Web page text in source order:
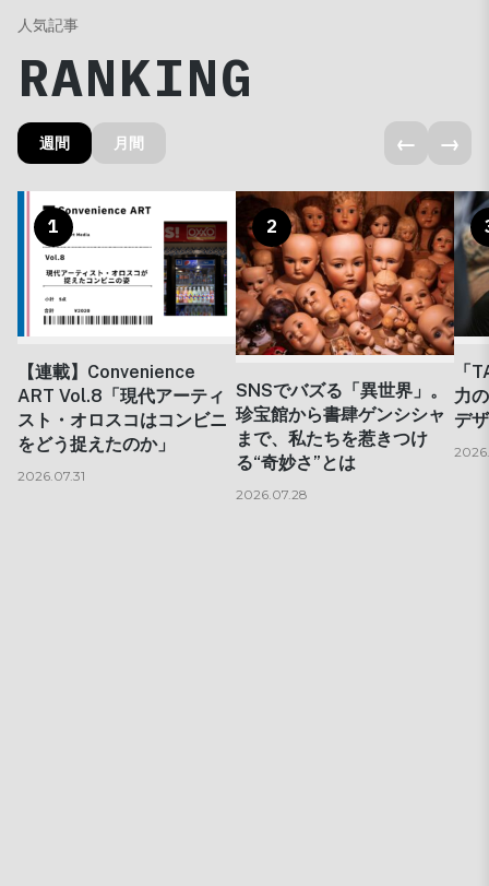
人気記事
RANKING
週間 月間 ← →
1
【連載】Convenience
ART Vol.8「現代アーティ
スト・オロスコはコンビニ
をどう捉えたのか」
2026.07.31
2
SNSでバズる「異世界」。
珍宝館から書肆ゲンシシャ
まで、私たちを惹きつけ
る“奇妙さ”とは
2026.07.28
「
力
デ